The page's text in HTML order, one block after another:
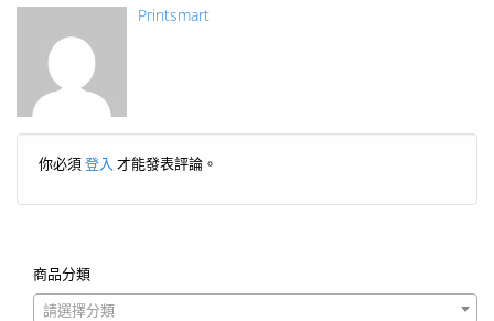
Printsmart
你必須登入 才能發表評論。
商品分類
請選擇分類